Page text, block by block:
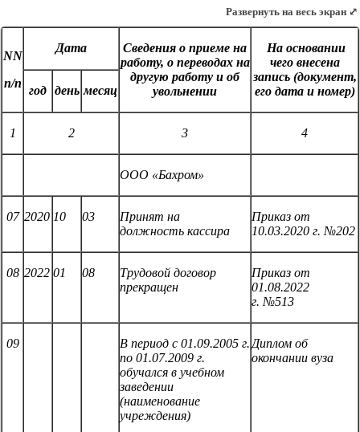
NN
п/п
Дата
Сведения о приеме на
работу, о переводах на
другую работу и об
увольнении
На основании
чего внесена
запись (документ,
его дата и номер)
год день месяц
1 2 3 4
ООО «Бахром»
07 2020 10 03
Принят на
должность кассира
Приказ от
10.03.2020 г. №202
08 2022 01 08
Трудовой договор
прекращен
Приказ от
01.08.2022
г. №513
09
В период с 01.09.2005 г.
по 01.07.2009 г.
обучался в учебном
заведении
(наименование
учреждения)
Диплом об
окончании вуза
Развернуть на весь экран ⤢